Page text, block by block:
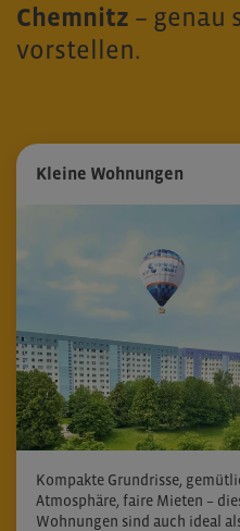
Chemnitz – genau
vorstellen.
Kleine Wohnungen
Kompakte Grundrisse,
Atmosphäre, faire Mieten –
Wohnungen sind auch ideal